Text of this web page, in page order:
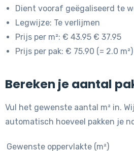
Dient vooraf geëgaliseerd te
Legwijze: Te verlijmen
Prijs per m²: € 43.95 € 37.95
Prijs per pak: € 75.90 (= 2.0 m²)
Bereken je aantal
Vul het gewenste aantal m² in.
automatisch hoeveel pakken je
Gewenste oppervlakte (m²)